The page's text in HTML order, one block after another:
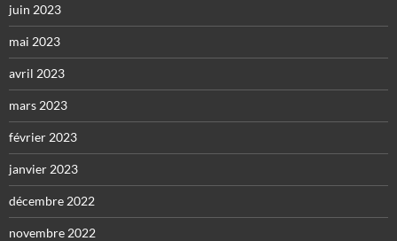
juin 2023
mai 2023
avril 2023
mars 2023
février 2023
janvier 2023
décembre 2022
novembre 2022